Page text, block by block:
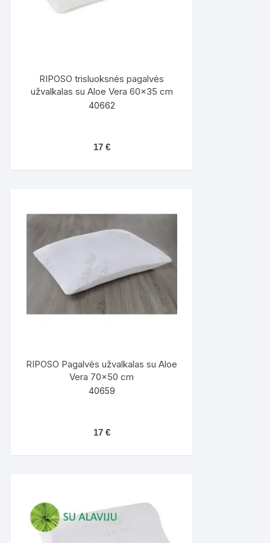
RIPOSO trisluoksnės pagalvės
užvalkalas su Aloe Vera 60×35 cm
40662
17 €
RIPOSO Pagalvės užvalkalas su Aloe
Vera 70×50 cm
40659
17 €